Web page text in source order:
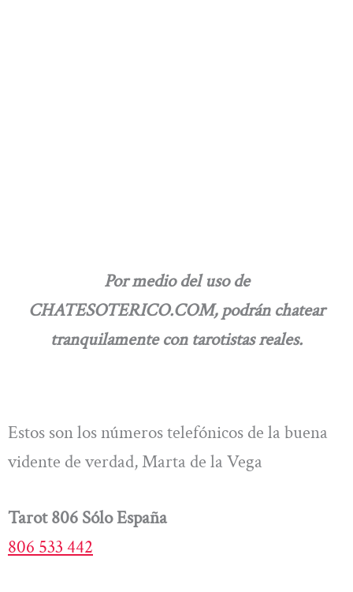
Por medio del uso de
CHATESOTERICO.COM, podrán chatear
tranquilamente con tarotistas reales.
Estos son los números telefónicos de la buena
vidente de verdad, Marta de la Vega
Tarot 806 Sólo España
806 533 442